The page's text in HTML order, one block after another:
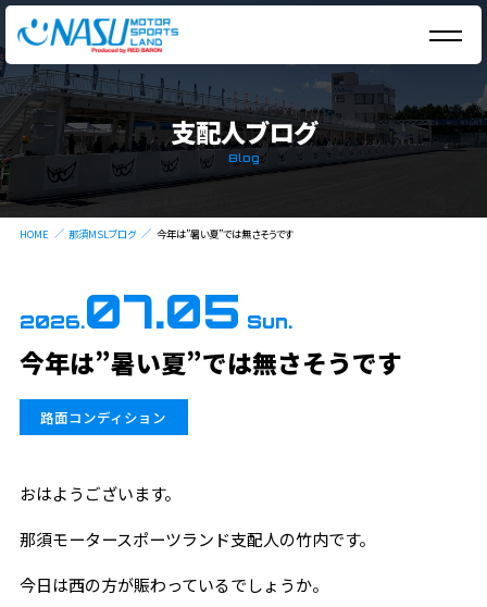
支配人ブログ
Blog
HOME 那須MSLブログ 今年は”暑い夏”では無さそうです
2026.07.05 Sun.
今年は”暑い夏”では無さそうです
路面コンディション
おはようございます。
那須モータースポーツランド支配人の竹内です。
今日は西の方が賑わっているでしょうか。